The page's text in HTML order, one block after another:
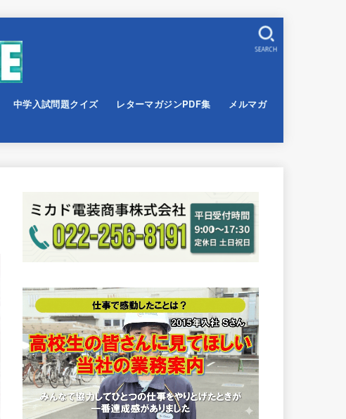
中学入試問題クイズ レターマガジンPDF集 メルマガ
SEARCH